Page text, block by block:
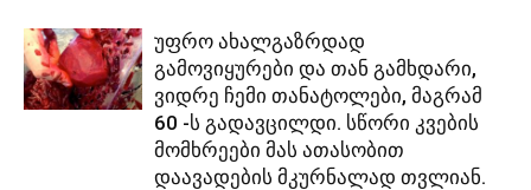
უფრო ახალგაზრდად
გამოვიყურები და თან გამხდარი,
ვიდრე ჩემი თანატოლები, მაგრამ
60 -ს გადავცილდი. სწორი კვების
მომხრეები მას ათასობით
დაავადების მკურნალად თვლიან.